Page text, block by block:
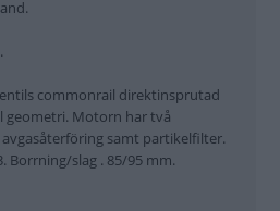
commonrail direktinsprutad
geometri. Motorn har två
samt partikelfilter.
Borrning/slag . 85/95 mm.